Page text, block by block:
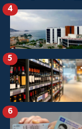
4
5
6